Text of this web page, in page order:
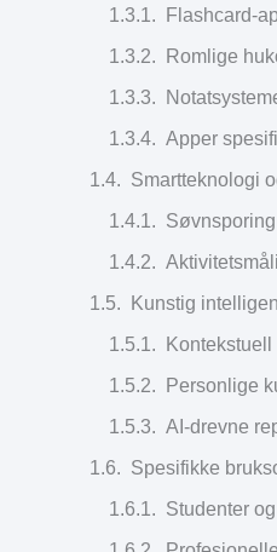
Flashcard-
Romlige
Apper
Smartteknologi
Kunstig
Personlige
AI-drevne
Spesifikke
Studenter